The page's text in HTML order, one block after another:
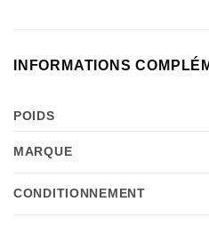
INFORMATIONS
POIDS
MARQUE
CONDITIONNEMENT